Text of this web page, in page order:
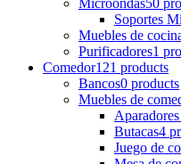
Soportes
Muebles de
Purificadores1
Comedor121 products
Bancos0 products
Muebles de
Butacas4
Juego de